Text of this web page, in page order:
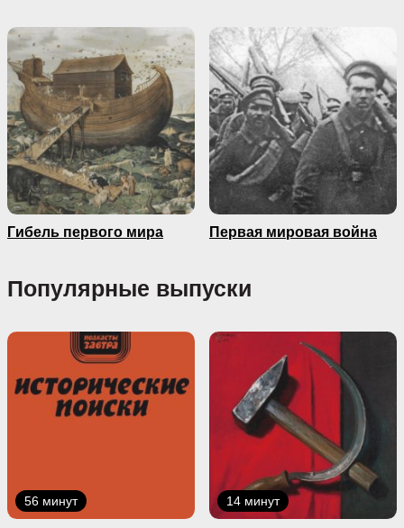
Гибель первого мира Первая мировая война
Популярные выпуски
56 минут 14 минут